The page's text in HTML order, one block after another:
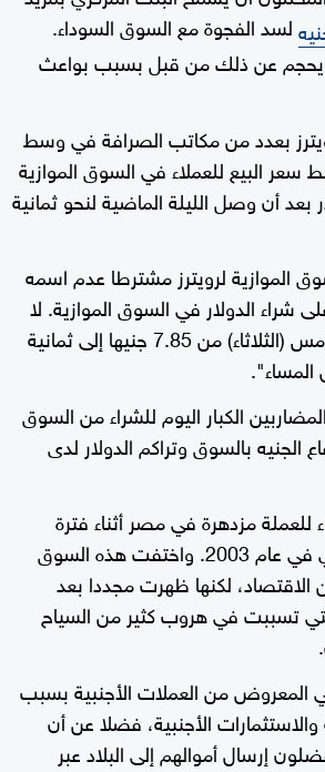
لسد الفجوة مع السوق السوداء.
يحجم عن ذلك من قبل بسبب بواعث
بعدد من مكاتب الصرافة في وسط
سعر البيع للعملاء في السوق الموازية
للدولار بعد أن وصل الليلة الماضية لنحو ثمانية
الموازية لرويترز مشترطا عدم اسمه
شراء الدولار في السوق الموازية. لا
تنسى أن السعر قفز أمس (الثلاثاء) من 7.85 جنيها إلى ثمانية
المساء".
الكبار اليوم للشراء من السوق
بالسوق وتراكم الدولار لدى
مزدهرة في مصر أثناء فترة
الاضطراب الاقتصادي في عام 2003. واختفت هذه السوق
لكنها ظهرت مجددا بعد
عام 2011 التي تسببت في هروب كثير من السياح
من العملات الأجنبية بسبب
والاستثمارات الأجنبية، فضلا عن أن
إرسال أموالهم إلى البلاد عبر